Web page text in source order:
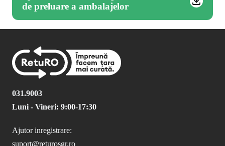
de preluare a ambalajelor
031.9003
Luni - Vineri: 9:00-17:30
Ajutor inregistrare:
suport@returosgr.ro